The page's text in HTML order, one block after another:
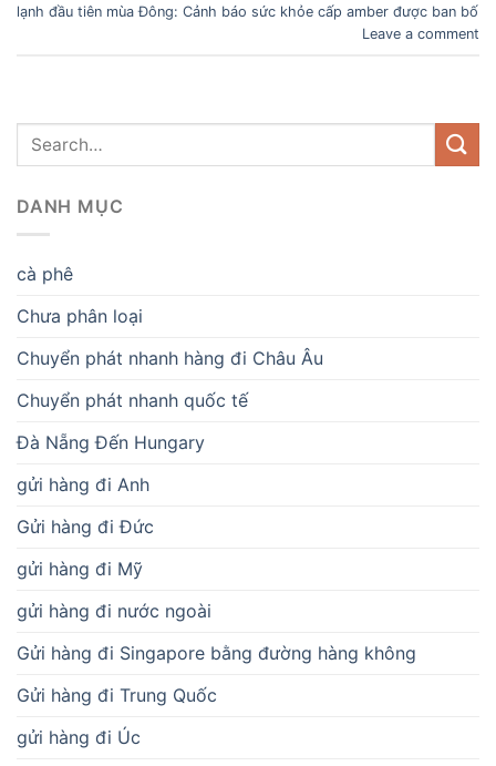
lạnh đầu tiên mùa Đông: Cảnh báo sức khỏe cấp amber được ban bố
Leave a comment
DANH MỤC
cà phê
Chưa phân loại
Chuyển phát nhanh hàng đi Châu Âu
Chuyển phát nhanh quốc tế
Đà Nẵng Đến Hungary
gửi hàng đi Anh
Gửi hàng đi Đức
gửi hàng đi Mỹ
gửi hàng đi nước ngoài
Gửi hàng đi Singapore bằng đường hàng không
Gửi hàng đi Trung Quốc
gửi hàng đi Úc